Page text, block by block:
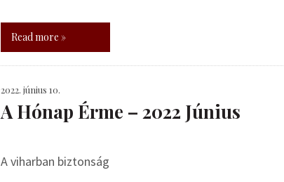
Read more »
2022. június 10.
A Hónap Érme – 2022 Június
A viharban biztonság